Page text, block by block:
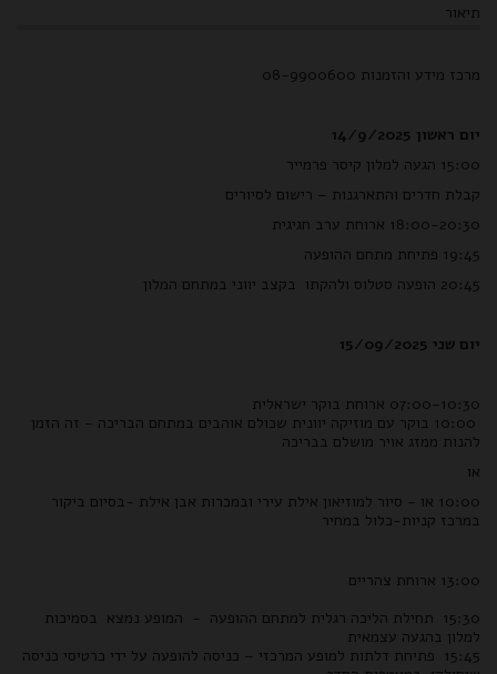
תיאור
מרכז מידע והזמנות 08-9900600
יום ראשון 14/9/2025
15:00 הגעה למלון קיסר פרמייר
קבלת חדרים והתארגנות – רישום לסיורים
18:00-20:30 ארוחת ערב חגיגית
19:45 פתיחת מתחם ההופעה
20:45 הופעה סטלוס ולהקתו בקצב יווני במתחם המלון
יום שני 15/09/2025
07:00-10:30 ארוחת בוקר ישראלית
10:00 בוקר עם מוזיקה יוונית שכולם אוהבים במתחם הבריכה - זה הזמן
להנות ממזג אויר מושלם בבריכה
או
10:00 או - סיור למוזיאון אילת עירי ובמכרות אבן אילת -בסיום ביקור
במרכז קניות-כלול במחיר
13:00 ארוחת צהריים
15:30 תחילת הליכה רגלית למתחם ההופעה - המופע נמצא בסמיכות
למלון בהגעה עצמאית
15:45 פתיחת דלתות למופע המרכזי – כניסה להופעה על ידי כרטיסי כניסה